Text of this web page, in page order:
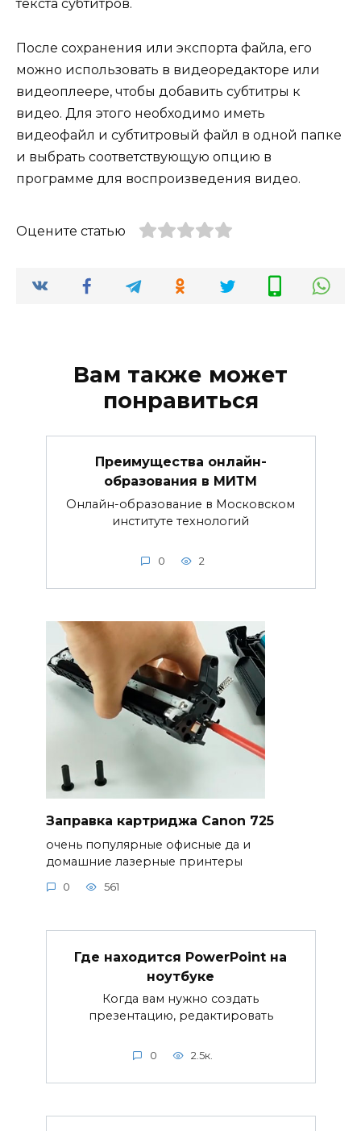
текста субтитров.
После сохранения или экспорта файла, его
можно использовать в видеоредакторе или
видеоплеере, чтобы добавить субтитры к
видео. Для этого необходимо иметь
видеофайл и субтитровый файл в одной папке
и выбрать соответствующую опцию в
программе для воспроизведения видео.
Оцените статью
Вам также может
понравиться
Преимущества онлайн-
образования в МИТМ
Онлайн-образование в Московском
институте технологий
0 2
Заправка картриджа Canon 725
очень популярные офисные да и
домашние лазерные принтеры
0 561
Где находится PowerPoint на
ноутбуке
Когда вам нужно создать
презентацию, редактировать
0 2.5к.